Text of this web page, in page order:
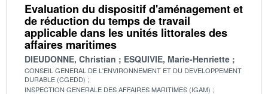
Evaluation du dispositif d'aménagement et
de réduction du temps de travail
applicable dans les unités littorales des
affaires maritimes
DIEUDONNE, Christian ESQUIVIE, Marie-Henriette
CONSEIL GENERAL DE L'ENVIRONNEMENT ET DU DEVELOPPEMENT
DURABLE (CGEDD)
INSPECTION GENERALE DES AFFAIRES MARITIMES (IGAM)